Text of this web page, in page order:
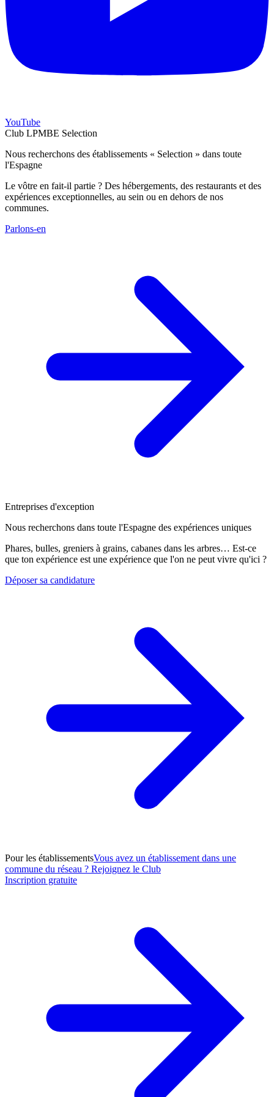
YouTube
Club LPMBE Selection
Nous recherchons des établissements « Selection » dans toute
l'Espagne
Le vôtre en fait-il partie ? Des hébergements, des restaurants et des
expériences exceptionnelles, au sein ou en dehors de nos
communes.
Parlons-en
Entreprises d'exception
Nous recherchons dans toute l'Espagne des expériences uniques
Phares, bulles, greniers à grains, cabanes dans les arbres… Est-ce
que ton expérience est une expérience que l'on ne peut vivre qu'ici ?
Déposer sa candidature
Pour les établissementsVous avez un établissement dans une
commune du réseau ? Rejoignez le Club
Inscription gratuite